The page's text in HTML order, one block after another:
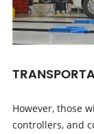
However, those
controllers, and